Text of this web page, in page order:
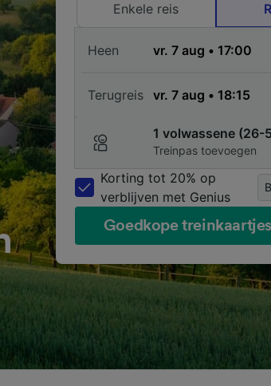
Enkele reis
Heen
Terugreis
1 volwassene (26-
Treinpas toevoegen
Korting tot 20% op
verblijven met Genius
Goedkope